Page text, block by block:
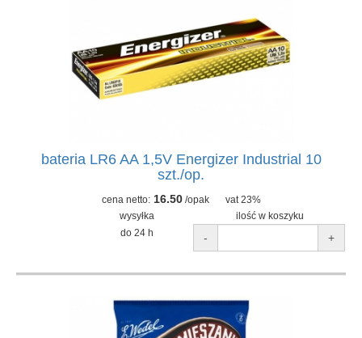
bateria LR6 AA 1,5V Energizer Industrial 10
szt./op.
cena netto: 16.50/opak
vat 23%
wysyłka
ilość w koszyku
do 24 h
- +